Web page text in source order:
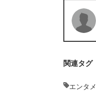
関連タグ
エンタメ